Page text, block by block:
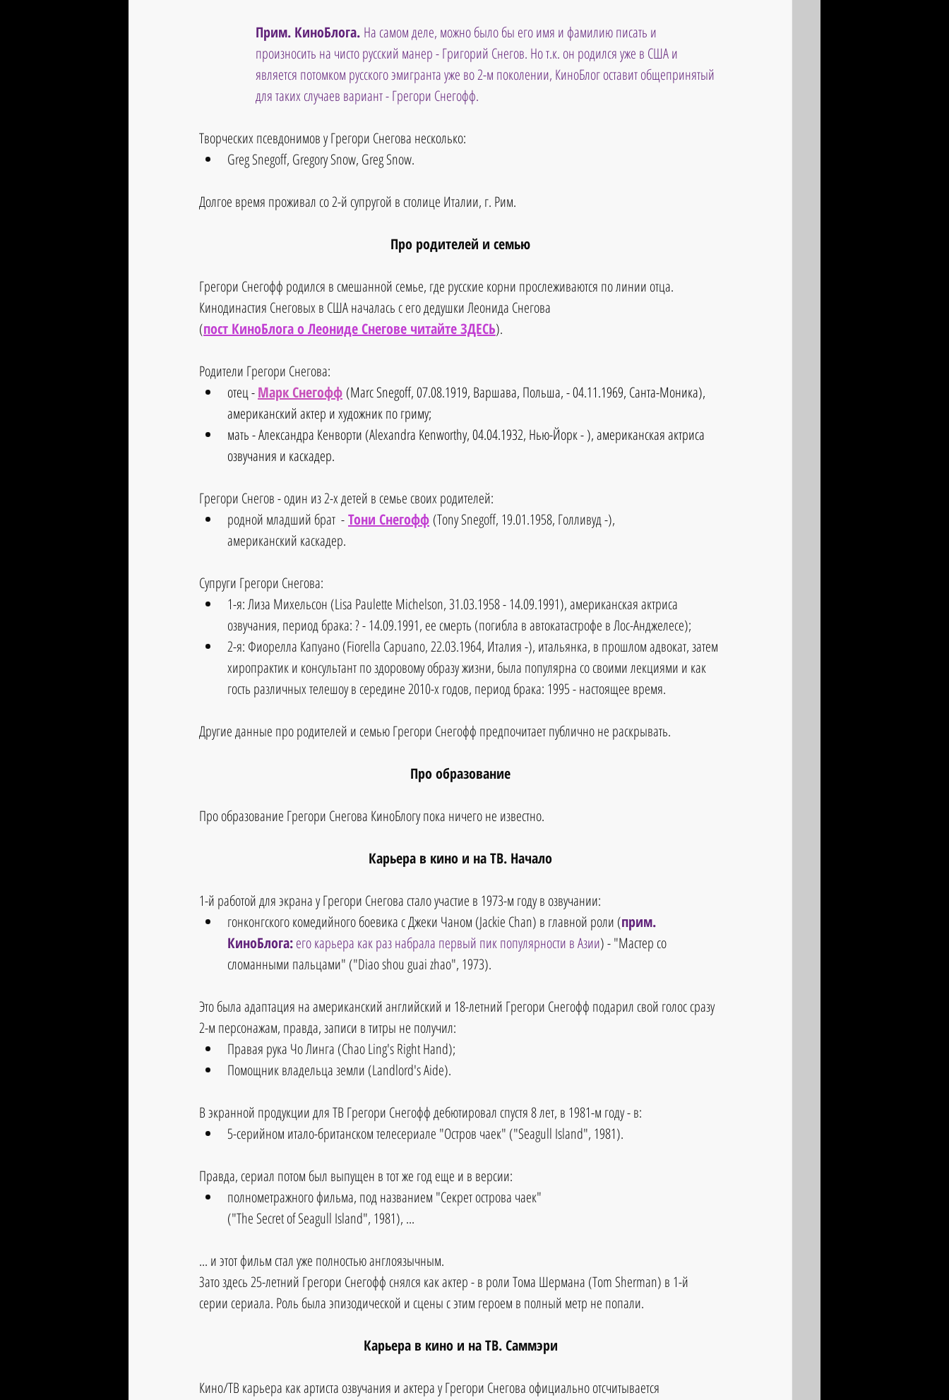
Прим. КиноБлога. На самом деле, можно было бы его имя и фамилию писать и
произносить на чисто русский манер - Григорий Снегов. Но т.к. он родился уже в США и
является потомком русского эмигранта уже во 2-м поколении, КиноБлог оставит общепринятый
для таких случаев вариант - Грегори Снегофф.
Творческих псевдонимов у Грегори Снегова несколько:
Greg Snegoff, Gregory Snow, Greg Snow.
Долгое время проживал со 2-й супругой в столице Италии, г. Рим.
Про родителей и семью
Грегори Снегофф родился в смешанной семье, где русские корни прослеживаются по линии отца.
Кинодинастия Снеговых в США началась с его дедушки Леонида Снегова
(пост КиноБлога о Леониде Снегове читайте ЗДЕСЬ).
Родители Грегори Снегова:
отец - Марк Снегофф (Marc Snegoff, 07.08.1919, Варшава, Польша, - 04.11.1969, Санта-Моника),
американский актер и художник по гриму;
мать - Александра Кенворти (Alexandra Kenworthy, 04.04.1932, Нью-Йорк - ), американская актриса
озвучания и каскадер.
Грегори Снегов - один из 2-х детей в семье своих родителей:
родной младший брат  -Тони Снегофф (Tony Snegoff, 19.01.1958, Голливуд -),
американский каскадер.
Супруги Грегори Снегова:
1-я: Лиза Михельсон (Lisa Paulette Michelson, 31.03.1958 - 14.09.1991), американская актриса
озвучания, период брака: ? - 14.09.1991, ее смерть (погибла в автокатастрофе в Лос-Анджелесе);
2-я: Фиорелла Капуано (Fiorella Capuano, 22.03.1964, Италия -), итальянка, в прошлом адвокат, затем
хиропрактик и консультант по здоровому образу жизни, была популярна со своими лекциями и как
гость различных телешоу в середине 2010-х годов, период брака: 1995 - настоящее время.
Другие данные про родителей и семью Грегори Снегофф предпочитает публично не раскрывать.
Про образование
Про образование Грегори Снегова КиноБлогу пока ничего не известно.
Карьера в кино и на ТВ. Начало
1-й работой для экрана у Грегори Снегова стало участие в 1973-м году в озвучании:
гонконгского комедийного боевика с Джеки Чаном (Jackie Chan) в главной роли (прим.
КиноБлога: его карьера как раз набрала первый пик популярности в Азии) - "Мастер со
сломанными пальцами" ("Diao shou guai zhao", 1973).
Это была адаптация на американский английский и 18-летний Грегори Снегофф подарил свой голос сразу
2-м персонажам, правда, записи в титры не получил:
Правая рука Чо Линга (Chao Ling's Right Hand);
Помощник владельца земли (Landlord's Aide).
В экранной продукции для ТВ Грегори Снегофф дебютировал спустя 8 лет, в 1981-м году - в:
5-серийном итало-британском телесериале "Остров чаек" ("Seagull Island", 1981).
Правда, сериал потом был выпущен в тот же год еще и в версии:
полнометражного фильма, под названием "Секрет острова чаек"
("The Secret of Seagull Island", 1981), ...
... и этот фильм стал уже полностью англоязычным.
Зато здесь 25-летний Грегори Снегофф снялся как актер - в роли Тома Шермана (Tom Sherman) в 1-й
серии сериала. Роль была эпизодической и сцены с этим героем в полный метр не попали.
Карьера в кино и на ТВ. Саммэри
Кино/ТВ карьера как артиста озвучания и актера у Грегори Снегова официально отсчитывается